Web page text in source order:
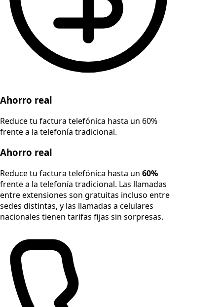
Ahorro real
Reduce tu factura telefónica hasta un 60%
frente a la telefonía tradicional.
Ahorro real
Reduce tu factura telefónica hasta un 60%
frente a la telefonía tradicional. Las llamadas
entre extensiones son gratuitas incluso entre
sedes distintas, y las llamadas a celulares
nacionales tienen tarifas fijas sin sorpresas.